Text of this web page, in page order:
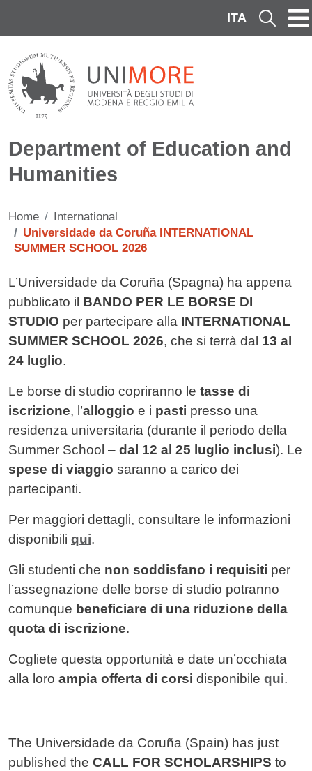
ITA Cerca
Department of Education and
Humanities
Home
International
Universidade da Coruña INTERNATIONAL
SUMMER SCHOOL 2026
Contenuto
L’Universidade da Coruña (Spagna) ha appena
pubblicato il BANDO PER LE BORSE DI
STUDIO per partecipare alla INTERNATIONAL
SUMMER SCHOOL 2026, che si terrà dal 13 al
24 luglio.
Le borse di studio copriranno le tasse di
iscrizione, l’alloggio e i pasti presso una
residenza universitaria (durante il periodo della
Summer School – dal 12 al 25 luglio inclusi). Le
spese di viaggio saranno a carico dei
partecipanti.
Per maggiori dettagli, consultare le informazioni
disponibili qui.
Gli studenti che non soddisfano i requisiti per
l’assegnazione delle borse di studio potranno
comunque beneficiare di una riduzione della
quota di iscrizione.
Cogliete questa opportunità e date un’occhiata
alla loro ampia offerta di corsi disponibile qui.
The Universidade da Coruña (Spain) has just
published the CALL FOR SCHOLARSHIPS to